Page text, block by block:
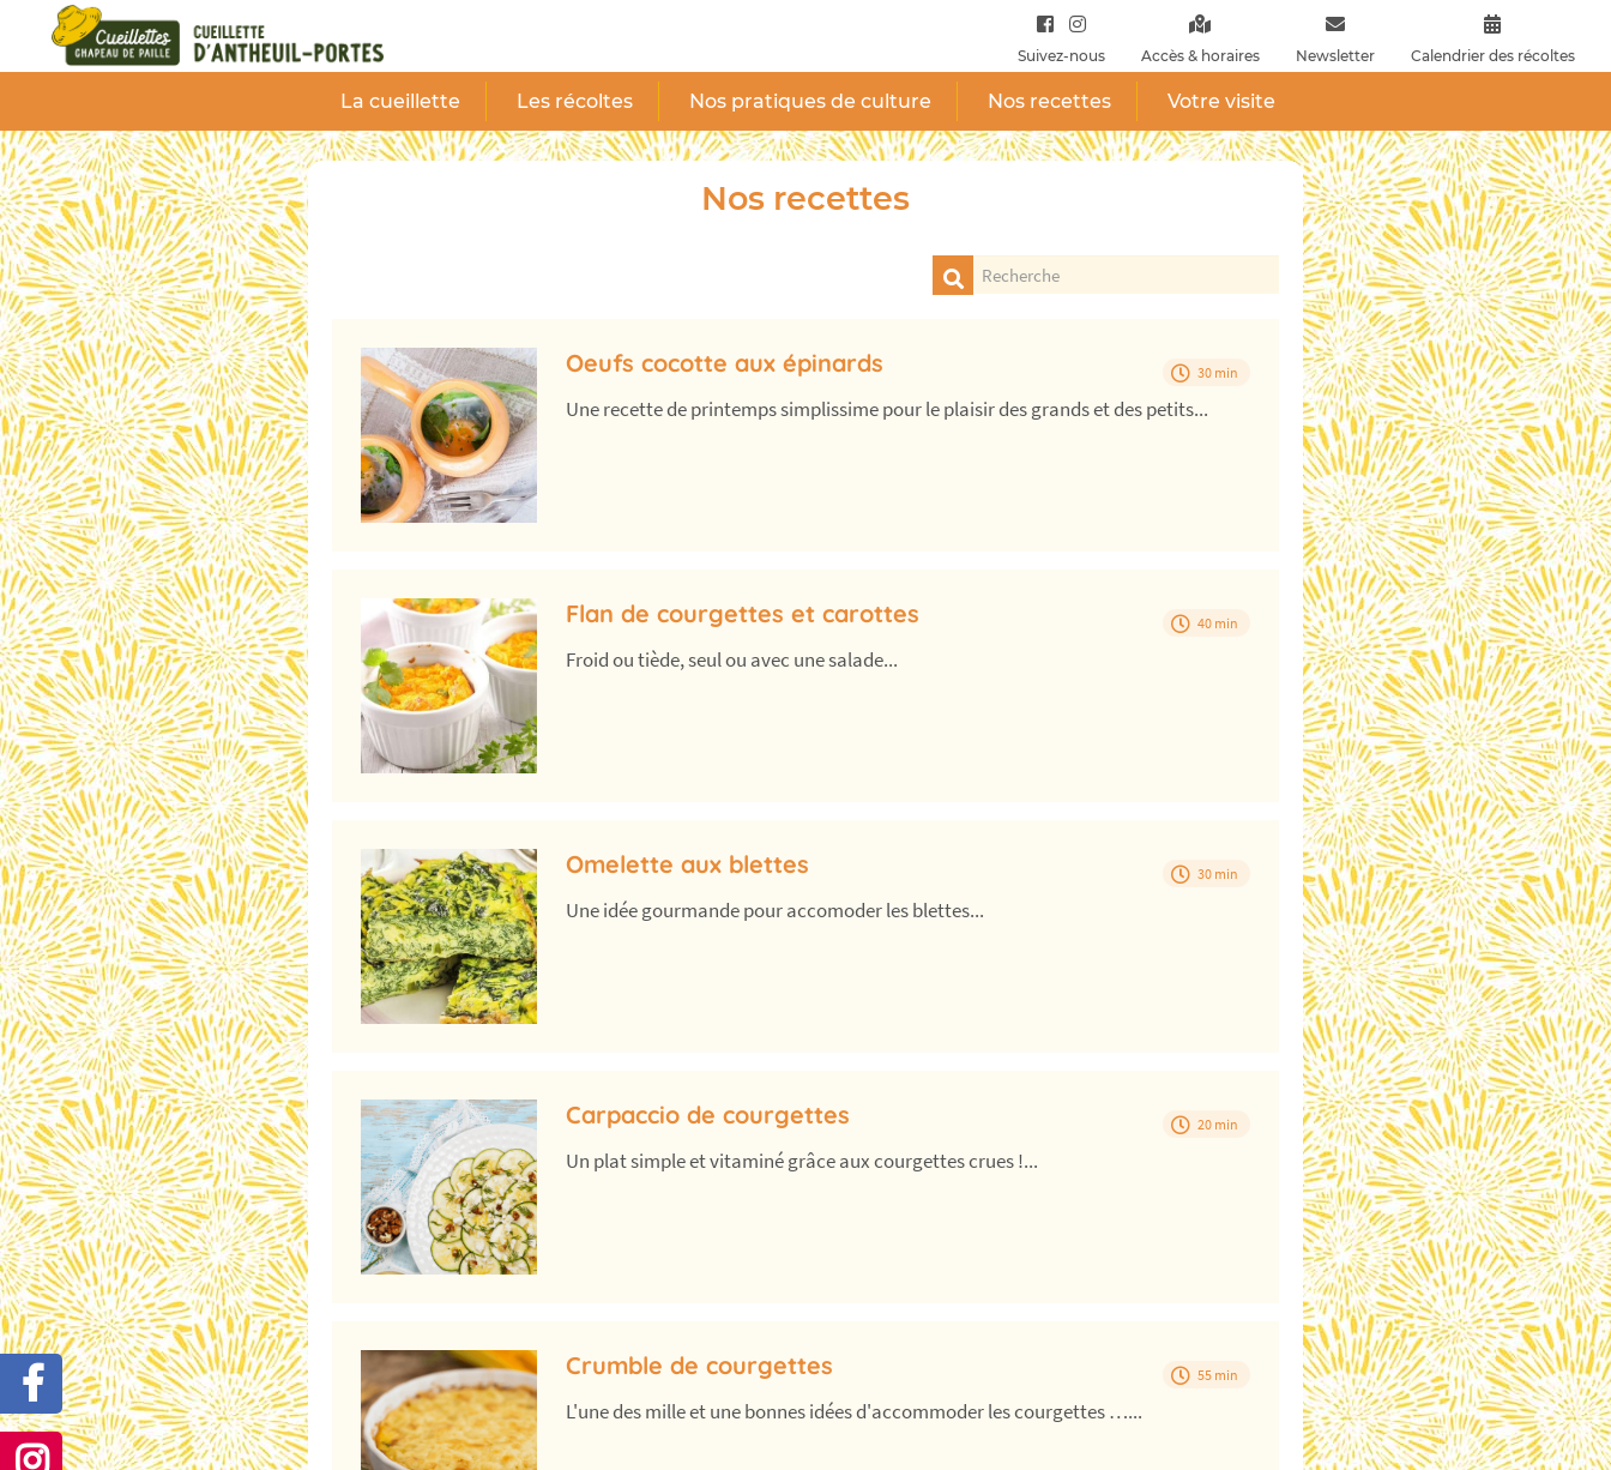
Suivez-nous Accès & horaires Newsletter Calendrier des récoltes
La cueillette Les récoltes Nos pratiques de culture Nos recettes Votre visite
Nos recettes
Oeufs cocotte aux épinards 30 min
Une recette de printemps simplissime pour le plaisir des grands et des petits...
Flan de courgettes et carottes 40 min
Froid ou tiède, seul ou avec une salade...
Omelette aux blettes 30 min
Une idée gourmande pour accomoder les blettes...
Carpaccio de courgettes 20 min
Un plat simple et vitaminé grâce aux courgettes crues !...
Crumble de courgettes 55 min
L'une des mille et une bonnes idées d'accommoder les courgettes …...
Panneau de gestion des cookies